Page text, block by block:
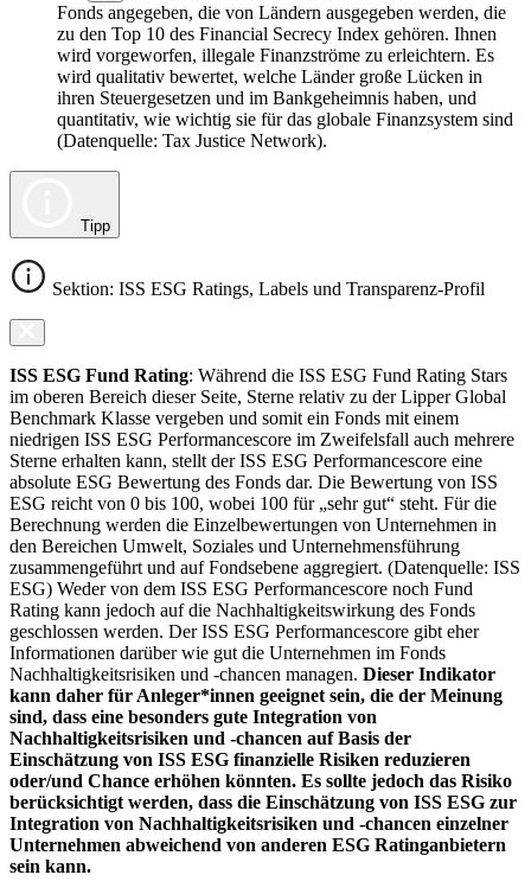
Fonds angegeben, die von Ländern ausgegeben werden, die
zu den Top 10 des Financial Secrecy Index gehören. Ihnen
wird vorgeworfen, illegale Finanzströme zu erleichtern. Es
wird qualitativ bewertet, welche Länder große Lücken in
ihren Steuergesetzen und im Bankgeheimnis haben, und
quantitativ, wie wichtig sie für das globale Finanzsystem sind
(Datenquelle: Tax Justice Network).
Tipp
Sektion: ISS ESG Ratings, Labels und Transparenz-Profil
ISS ESG Fund Rating: Während die ISS ESG Fund Rating Stars
im oberen Bereich dieser Seite, Sterne relativ zu der Lipper Global
Benchmark Klasse vergeben und somit ein Fonds mit einem
niedrigen ISS ESG Performancescore im Zweifelsfall auch mehrere
Sterne erhalten kann, stellt der ISS ESG Performancescore eine
absolute ESG Bewertung des Fonds dar. Die Bewertung von ISS
ESG reicht von 0 bis 100, wobei 100 für „sehr gut“ steht. Für die
Berechnung werden die Einzelbewertungen von Unternehmen in
den Bereichen Umwelt, Soziales und Unternehmensführung
zusammengeführt und auf Fondsebene aggregiert. (Datenquelle: ISS
ESG) Weder von dem ISS ESG Performancescore noch Fund
Rating kann jedoch auf die Nachhaltigkeitswirkung des Fonds
geschlossen werden. Der ISS ESG Performancescore gibt eher
Informationen darüber wie gut die Unternehmen im Fonds
Nachhaltigkeitsrisiken und -chancen managen. Dieser Indikator
kann daher für Anleger*innen geeignet sein, die der Meinung
sind, dass eine besonders gute Integration von
Nachhaltigkeitsrisiken und -chancen auf Basis der
Einschätzung von ISS ESG finanzielle Risiken reduzieren
oder/und Chance erhöhen könnten. Es sollte jedoch das Risiko
berücksichtigt werden, dass die Einschätzung von ISS ESG zur
Integration von Nachhaltigkeitsrisiken und -chancen einzelner
Unternehmen abweichend von anderen ESG Ratinganbietern
sein kann.